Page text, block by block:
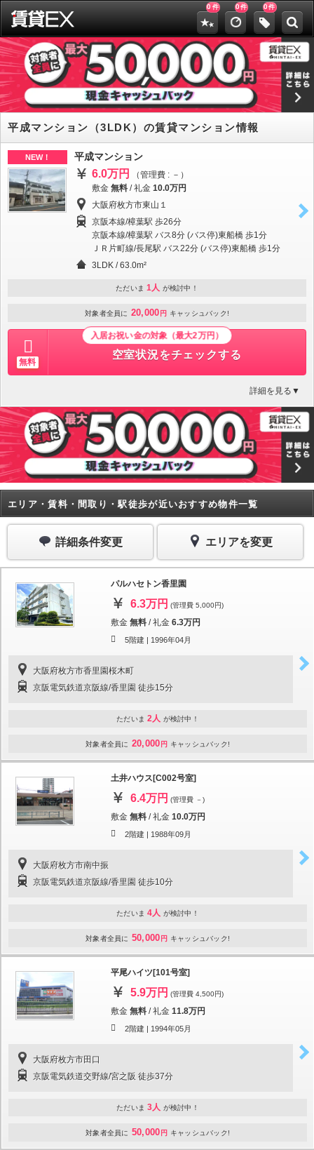
0 件 0件 0件
平成マンション（3LDK）の賃貸マンション情報
NEW！ 平成マンション
6.0万円
（管理費 : －）
敷金 無料 /礼金 10.0万円
大阪府枚方市東山１
京阪本線/樟葉駅 歩26分
京阪本線/樟葉駅 バス8分 (バス停)東船橋 歩1分
ＪＲ片町線/長尾駅 バス22分 (バス停)東船橋 歩1分
3LDK / 63.0m²
ただいま 1人 が検討中！
対象者全員に 20,000 円 キャッシュバック!
無料
入居お祝い金の対象（最大2万円）
空室状況をチェックする
詳細を見る▼
エリア・賃料・間取り・駅徒歩が近いおすすめ物件一覧
詳細条件変更 エリアを変更
パルハセトン香里園
6.3万円 (管理費 5,000円)
敷金 無料 /礼金 6.3万円
5階建 | 1996年04月
大阪府枚方市香里園桜木町
京阪電気鉄道京阪線/香里園 徒歩15分
ただいま 2人 が検討中！
対象者全員に 20,000 円 キャッシュバック!
土井ハウス[C002号室]
6.4万円 (管理費 －)
敷金 無料 /礼金 10.0万円
2階建 | 1988年09月
大阪府枚方市南中振
京阪電気鉄道京阪線/香里園 徒歩10分
ただいま 4人 が検討中！
対象者全員に 50,000 円 キャッシュバック!
平尾ハイツ[101号室]
5.9万円 (管理費 4,500円)
敷金 無料 /礼金 11.8万円
2階建 | 1994年05月
大阪府枚方市田口
京阪電気鉄道交野線/宮之阪 徒歩37分
ただいま 3人 が検討中！
対象者全員に 50,000 円 キャッシュバック!